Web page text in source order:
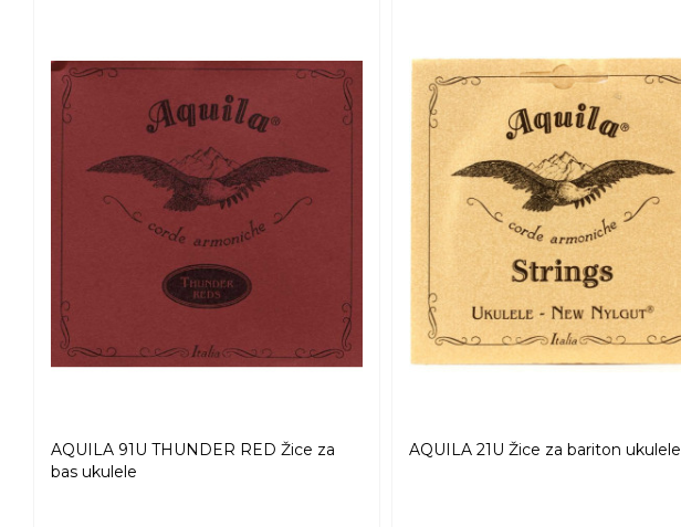
AQUILA 91U THUNDER RED Žice za
bas ukulele
AQUILA 21U Žice za bariton ukulele